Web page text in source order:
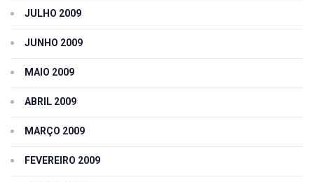
JULHO 2009
JUNHO 2009
MAIO 2009
ABRIL 2009
MARÇO 2009
FEVEREIRO 2009